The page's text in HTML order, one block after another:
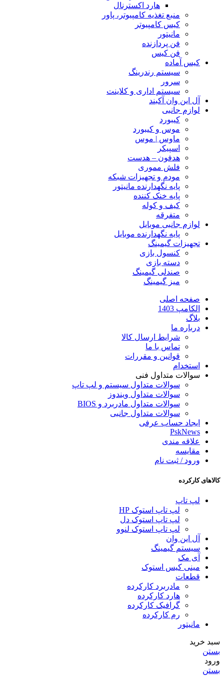
هارد اکسترنال
منبع تغذیه کامپیوتر، پاور
کیس کامپیوتر
مانیتور
فن پردازنده
فن کیس
کیس آماده
سیستم رندرینگ
سرور
سیستم‌ اداری و کلاینت
آل این وان آکبند
لوازم جانبی
کیبورد
موس و کیبورد
ماوس | موس
اسپیکر
هدفون – هدست
فلش مموری
مودم و تجهیزات شبکه
پایه نگهدارنده مانیتور
پایه خنک کننده
کیف و کوله
متفرقه
لوازم جانبی موبایل
پایه نگهدارنده موبایل
تجهیزات گیمینگ
کنسول بازی
دسته بازی
صندلی گیمینگ
میز گیمینگ
صفحه اصلی
الکامپ 1403
بلاگ
درباره ما
شرایط ارسال کالا
تماس با ما
قوانین و مقررات
استخدام
سوالات متداول فنی
سوالات متداول سیستم و لپ تاپ
سوالات متداول ویندوز
سوالات متداول مادربرد و BIOS
سوالات متداول جانبی
ایجاد حساب عرفی
PskNews
علاقه مندی
مقایسه
ورود / ثبت نام
کالاهای کارکرده
لپ تاپ
لپ تاپ استوک HP
لپ تاپ استوک دل
لپ تاپ استوک لنوو
آل این وان
سیستم گیمینگ
آی مک
مینی کیس استوک
قطعات
مادربرد کارکرده
هارد کارکرده
گرافیک کارکرده
رم کارکرده
مانیتور
سبد خرید
بستن
ورود
بستن